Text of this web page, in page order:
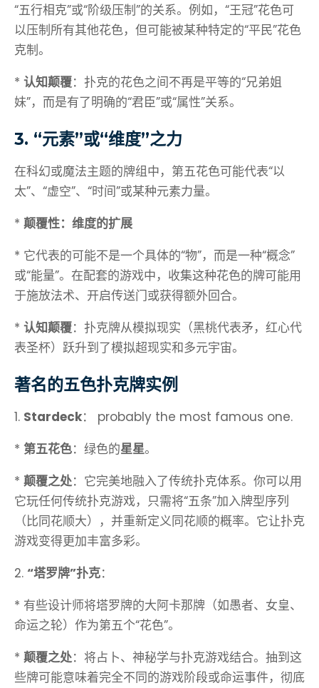
“五行相克”或“阶级压制”的关系。例如，“王冠”花色可
以压制所有其他花色，但可能被某种特定的“平民”花色
克制。
* 认知颠覆：扑克的花色之间不再是平等的“兄弟姐
妹”，而是有了明确的“君臣”或“属性”关系。
3. “元素”或“维度”之力
在科幻或魔法主题的牌组中，第五花色可能代表“以
太”、“虚空”、“时间”或某种元素力量。
* 颠覆性：维度的扩展
* 它代表的可能不是一个具体的“物”，而是一种“概念”
或“能量”。在配套的游戏中，收集这种花色的牌可能用
于施放法术、开启传送门或获得额外回合。
* 认知颠覆：扑克牌从模拟现实（黑桃代表矛，红心代
表圣杯）跃升到了模拟超现实和多元宇宙。
著名的五色扑克牌实例
1. Stardeck： probably the most famous one.
* 第五花色：绿色的星星。
* 颠覆之处：它完美地融入了传统扑克体系。你可以用
它玩任何传统扑克游戏，只需将“五条”加入牌型序列
（比同花顺大），并重新定义同花顺的概率。它让扑克
游戏变得更加丰富多彩。
2. “塔罗牌”扑克：
* 有些设计师将塔罗牌的大阿卡那牌（如愚者、女皇、
命运之轮）作为第五个“花色”。
* 颠覆之处：将占卜、神秘学与扑克游戏结合。抽到这
些牌可能意味着完全不同的游戏阶段或命运事件，彻底